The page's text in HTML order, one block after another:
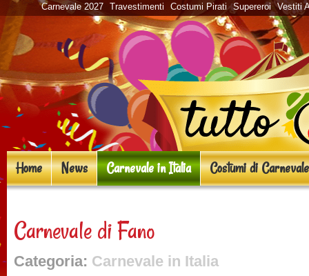
Carnevale 2027 Travestimenti Costumi Pirati Supereroi Vestiti
Home News Carnevale in Italia Costumi di Carnevale
Carnevale di Fano
Categoria: Carnevale in Italia